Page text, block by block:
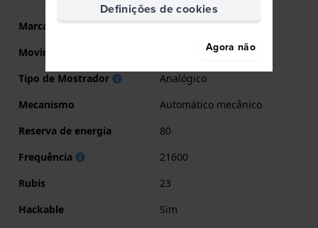
Marca de movimento
ETA
Movimento suíço
Tipo de Mostrador
Analógico
Mecanismo
Automático mecânico
Reserva de energia
80
Frequência
21600
Rubis
23
Hackable
Sim
Definições de cookies
Agora não